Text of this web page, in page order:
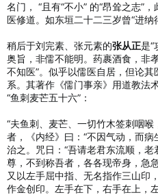
名门， “且有“不小” 的“昂耸之志”
医修道。如东垣二十二三岁曾“进纳
稍后于刘完素、张元素的张从正是“
奥旨，非儒不能明。药裹酒食，非
不知医”。似乎以儒医自居，但论
系。其著作《儒门事亲》用道教法
“鱼刺麦芒五十六”：
“夫鱼刺、麦芒、一切竹木签刺咽
者，《内经》曰：“不因气动，而
治之。咒日：“吾请老君东流顺，
尊，不到称吾者，各各现帝身，急
又以左手屈中指、无名指作三山印
作金创印。左手在下，右手在上，